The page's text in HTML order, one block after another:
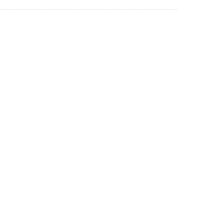
Mangels hochladen. Falls Sie ein Foto hinzufügen,
am Smartphone, am Tablet oder bequem vom PC